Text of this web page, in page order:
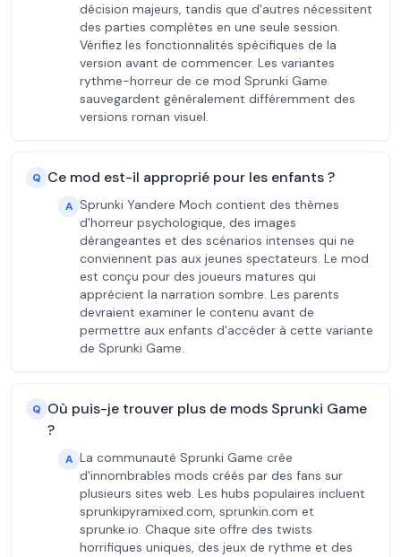
décision majeurs, tandis que d'autres nécessitent
des parties complètes en une seule session.
Vérifiez les fonctionnalités spécifiques de la
version avant de commencer. Les variantes
rythme-horreur de ce mod Sprunki Game
sauvegardent généralement différemment des
versions roman visuel.
Q Ce mod est-il approprié pour les enfants ?
A Sprunki Yandere Moch contient des thèmes
d'horreur psychologique, des images
dérangeantes et des scénarios intenses qui ne
conviennent pas aux jeunes spectateurs. Le mod
est conçu pour des joueurs matures qui
apprécient la narration sombre. Les parents
devraient examiner le contenu avant de
permettre aux enfants d'accéder à cette variante
de Sprunki Game.
Q Où puis-je trouver plus de mods Sprunki Game
?
A La communauté Sprunki Game crée
d'innombrables mods créés par des fans sur
plusieurs sites web. Les hubs populaires incluent
sprunkipyramixed.com, sprunkin.com et
sprunke.io. Chaque site offre des twists
horrifiques uniques, des jeux de rythme et des